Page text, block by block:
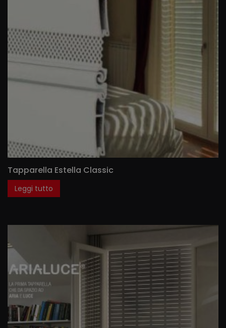
Tapparella Estella Classic
Leggi tutto